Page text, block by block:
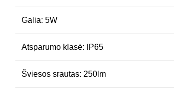
Galia: 5W
Atsparumo klasė: IP65
Šviesos srautas: 250lm